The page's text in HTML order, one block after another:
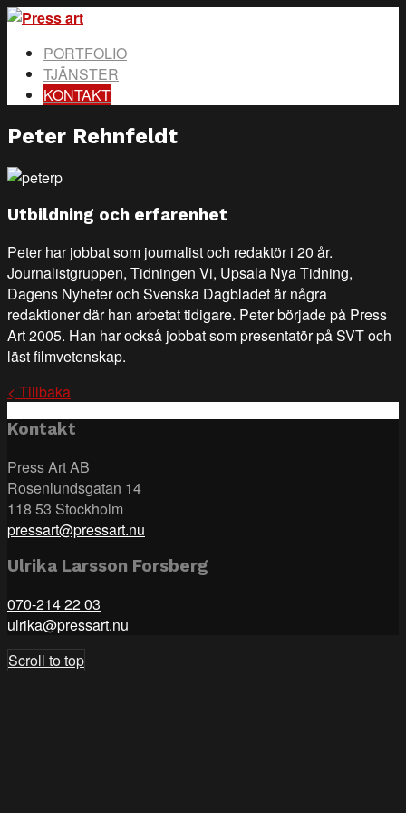
PORTFOLIO
TJÄNSTER
KONTAKT
Peter Rehnfeldt
Utbildning och erfarenhet
Peter har jobbat som journalist och redaktör i 20 år.
Journalistgruppen, Tidningen Vi, Upsala Nya Tidning,
Dagens Nyheter och Svenska Dagbladet är några
redaktioner där han arbetat tidigare. Peter började på Press
Art 2005. Han har också jobbat som presentatör på SVT och
läst filmvetenskap.
< Tillbaka
Kontakt
Press Art AB
Rosenlundsgatan 14
118 53 Stockholm
pressart@pressart.nu
Ulrika Larsson Forsberg
070-214 22 03
ulrika@pressart.nu
Scroll to top